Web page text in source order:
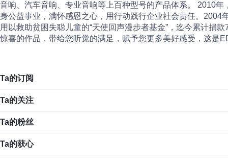
音响、汽车音响、专业音响等上百种型号的产品体系。 2010
身公益事业，满怀感恩之心，用行动践行企业社会责任。
用以救助贫困失聪儿童的“天使回声漫步者基金”，迄今累计
惊喜的作品，带给您听觉的满足，赋予您更多美好感受，这是
Ta的订阅
Ta的关注
Ta的粉丝
Ta的获心